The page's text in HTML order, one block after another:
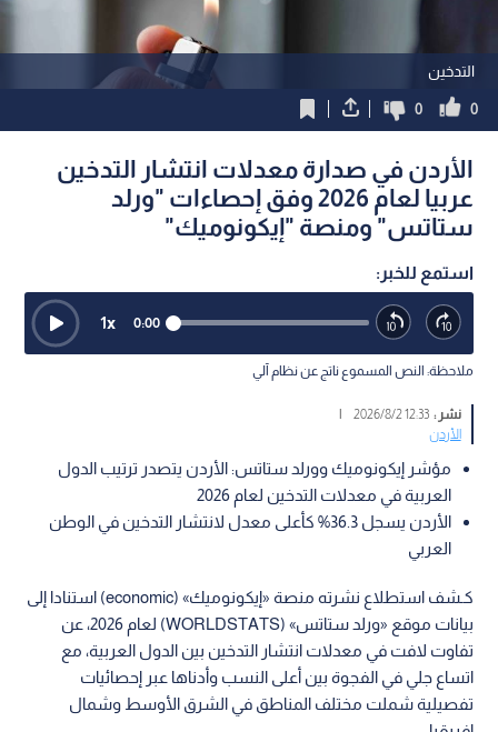
التدخين
0
0
الأردن في صدارة معدلات انتشار التدخين
عربيا لعام 2026 وفق إحصاءات "ورلد
ستاتس" ومنصة "إيكونوميك"
استمع للخبر:
0:00
1x
ملاحظة: النص المسموع ناتج عن نظام آلي
نشر :12:33 2026/8/2
|
الأردن
مؤشر إيكونوميك وورلد ستاتس: الأردن يتصدر ترتيب الدول
العربية في معدلات التدخين لعام 2026
الأردن يسجل 36.3% كأعلى معدل لانتشار التدخين في الوطن
العربي
كـشف استطلاع نشرته منصة «إيكونوميك» (economic) استنادا إلى
بيانات موقع «ورلد ستاتس» (WORLDSTATS) لعام 2026، عن
تفاوت لافت في معدلات انتشار التدخين بين الدول العربية، مع
اتساع جلي في الفجوة بين أعلى النسب وأدناها عبر إحصائيات
تفصيلية شملت مختلف المناطق في الشرق الأوسط وشمال